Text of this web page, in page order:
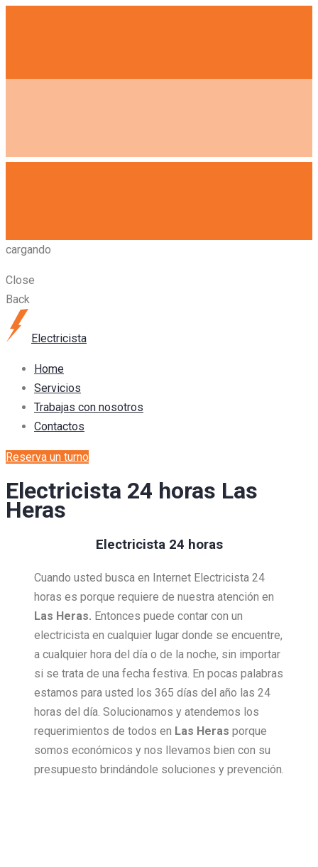
cargando
Close
Back
Electricista
Home
Servicios
Trabajas con nosotros
Contactos
Reserva un turno
Electricista 24 horas Las
Heras
Electricista 24 horas
Cuando usted busca en Internet Electricista 24
horas es porque requiere de nuestra atención en
Las Heras. Entonces puede contar con un
electricista en cualquier lugar donde se encuentre,
a cualquier hora del día o de la noche, sin importar
si se trata de una fecha festiva. En pocas palabras
estamos para usted los 365 días del año las 24
horas del día. Solucionamos y atendemos los
requerimientos de todos en Las Heras porque
somos económicos y nos llevamos bien con su
presupuesto brindándole soluciones y prevención.